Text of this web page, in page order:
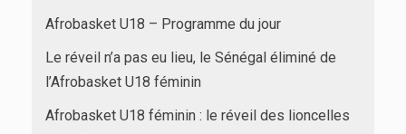
Afrobasket U18 – Programme du jour
Le réveil n’a pas eu lieu, le Sénégal éliminé de
l’Afrobasket U18 féminin
Afrobasket U18 féminin : le réveil des lioncelles